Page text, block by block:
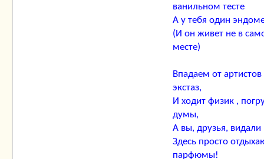
ванильном тесте
А у тебя один
(И он живет не в
месте)
Впадаем от
экстаз,
И ходит физик ,
думы,
А вы, друзья, видали
Здесь просто
парфюмы!